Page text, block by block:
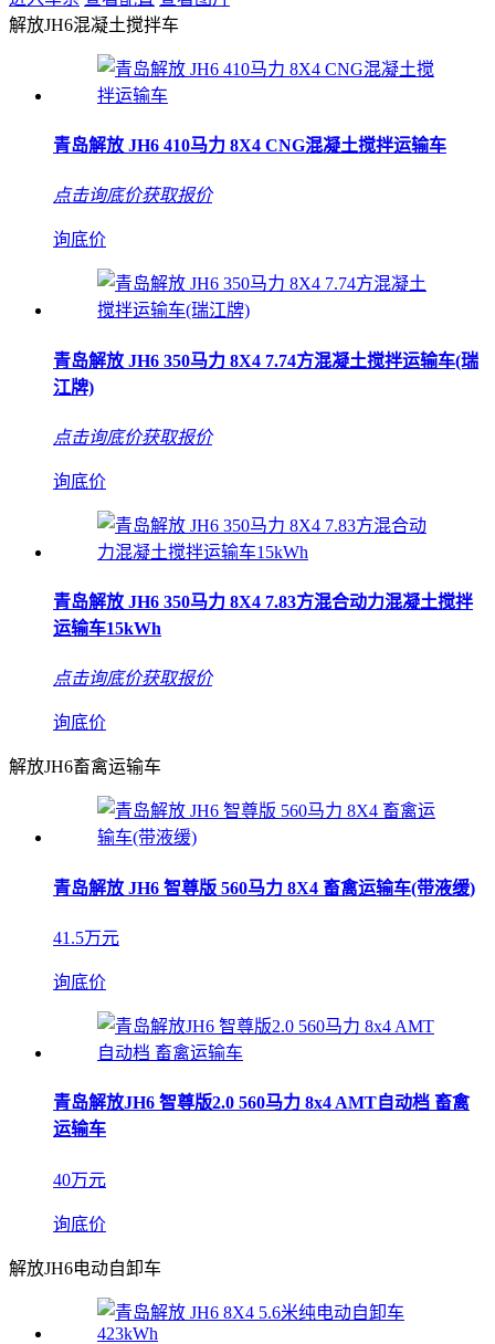
解放JH6混凝土搅拌车
青岛解放 JH6 410马力 8X4 CNG混凝土搅拌运输车
点击询底价获取报价
询底价
青岛解放 JH6 350马力 8X4 7.74方混凝土搅拌运输车(瑞
江牌)
点击询底价获取报价
询底价
青岛解放 JH6 350马力 8X4 7.83方混合动力混凝土搅拌
运输车15kWh
点击询底价获取报价
询底价
解放JH6畜禽运输车
青岛解放 JH6 智尊版 560马力 8X4 畜禽运输车(带液缓)
41.5万元
询底价
青岛解放JH6 智尊版2.0 560马力 8x4 AMT自动档 畜禽
运输车
40万元
询底价
解放JH6电动自卸车